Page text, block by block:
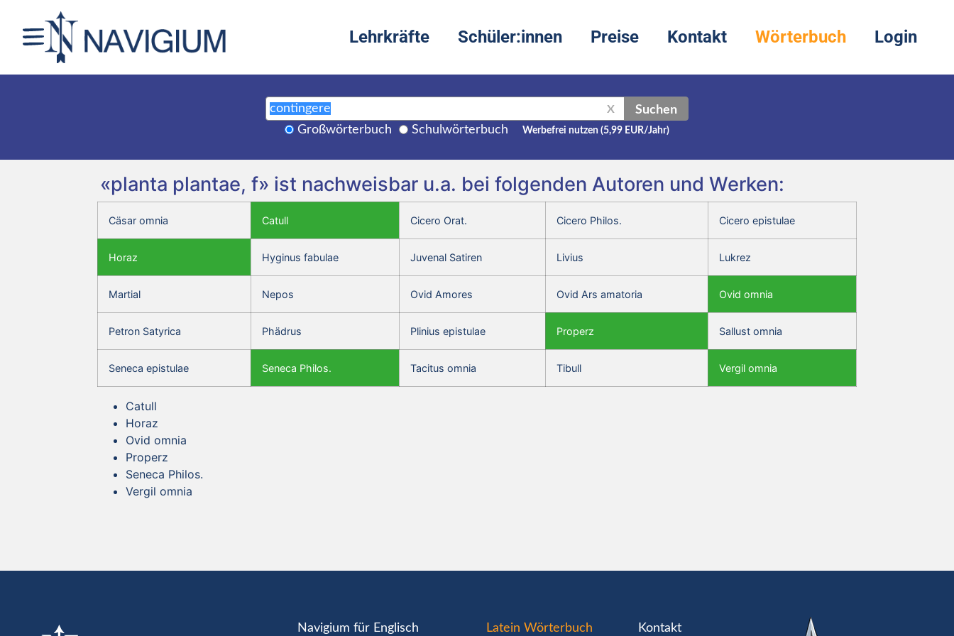
Lehrkräfte Schüler:innen Preise Kontakt Wörterbuch Login
X Suchen
Großwörterbuch Schulwörterbuch Werbefrei nutzen (5,99 EUR/Jahr)
«planta plantae, f» ist nachweisbar u.a. bei folgenden Autoren und Werken:
Cäsar omnia Catull Cicero Orat. Cicero Philos. Cicero epistulae
Horaz Hyginus fabulae Juvenal Satiren Livius Lukrez
Martial Nepos Ovid Amores Ovid Ars amatoria Ovid omnia
Petron Satyrica Phädrus Plinius epistulae Properz Sallust omnia
Seneca epistulae Seneca Philos. Tacitus omnia Tibull Vergil omnia
Catull
Horaz
Ovid omnia
Properz
Seneca Philos.
Vergil omnia
Navigium für Englisch Latein Wörterbuch Kontakt